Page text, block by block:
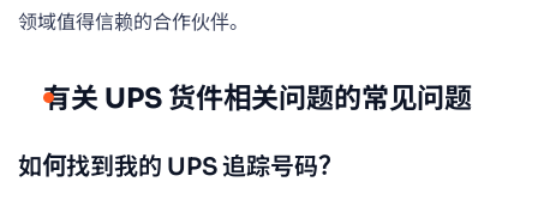
领域值得信赖的合作伙伴。
有关 UPS 货件相关问题的常见问题
如何找到我的 UPS 追踪号码？